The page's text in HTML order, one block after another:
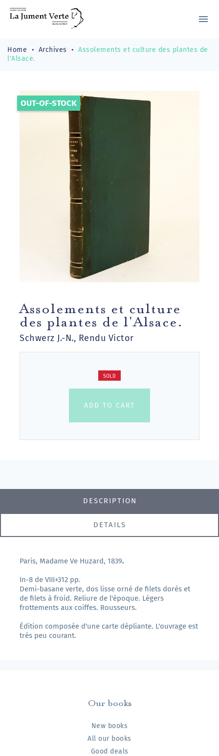
menu
Home Archives
Assolements et culture des plantes de
l'Alsace.
OUT-OF-STOCK
Assolements et culture
des plantes de l'Alsace.
Schwerz J.-N., Rendu Victor
SOLD
ADD TO CART
DESCRIPTION
DETAILS
Paris, Madame Ve Huzard, 1839.
In-8 de VIII+312 pp.
Demi-basane verte, dos lisse orné de filets dorés et
de filets à froid. Reliure de l'époque. Légers
frottements aux coiffes. Rousseurs.
Édition composée d'une carte dépliante. L'ouvrage est
très peu courant.
Our books
New books
All our books
Good deals